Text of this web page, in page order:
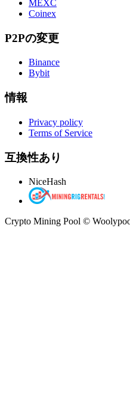
MEXC
Coinex
P2Pの変更
Binance
Bybit
情報
Privacy policy
Terms of Service
互換性あり
NiceHash
Crypto Mining Pool ©